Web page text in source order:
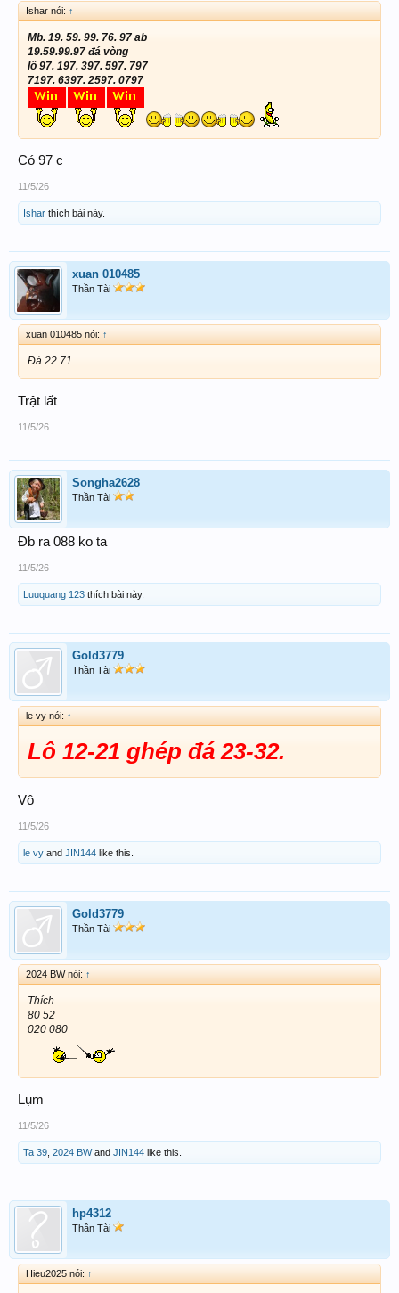
Ishar nói: ↑
Mb. 19. 59. 99. 76. 97 ab
19.59.99.97 đá vòng
lô 97. 197. 397. 597. 797
7197. 6397. 2597. 0797
Có 97 c
11/5/26
Ishar thích bài này.
xuan 010485
Thần Tài
xuan 010485 nói: ↑
Đá 22.71
Trật lất
11/5/26
Songha2628
Thần Tài
Đb ra 088 ko ta
11/5/26
Luuquang 123 thích bài này.
Gold3779
Thần Tài
le vy nói: ↑
Lô 12-21 ghép đá 23-32.
Vô
11/5/26
le vy and JIN144 like this.
Gold3779
Thần Tài
2024 BW nói: ↑
Thích
80 52
020 080
Lụm
11/5/26
Ta 39 2024 BWand JIN144 like this.
hp4312
Thần Tài
Hieu2025 nói: ↑